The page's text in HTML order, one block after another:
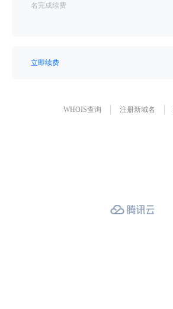
名完成续费
立即续费
WHOIS查询 注册新域名